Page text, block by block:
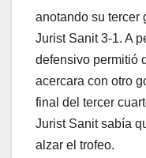
anotando su tercer
Jurist Sanit 3-1. A
defensivo permitió
acercara con otro
final del tercer
Jurist Sanit sabía
alzar el trofeo.